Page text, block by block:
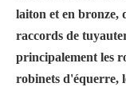
laiton et en bronze,
raccords de
principalement les
robinets d'équerre,